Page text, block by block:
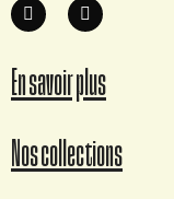
En savoir plus
Nos collections